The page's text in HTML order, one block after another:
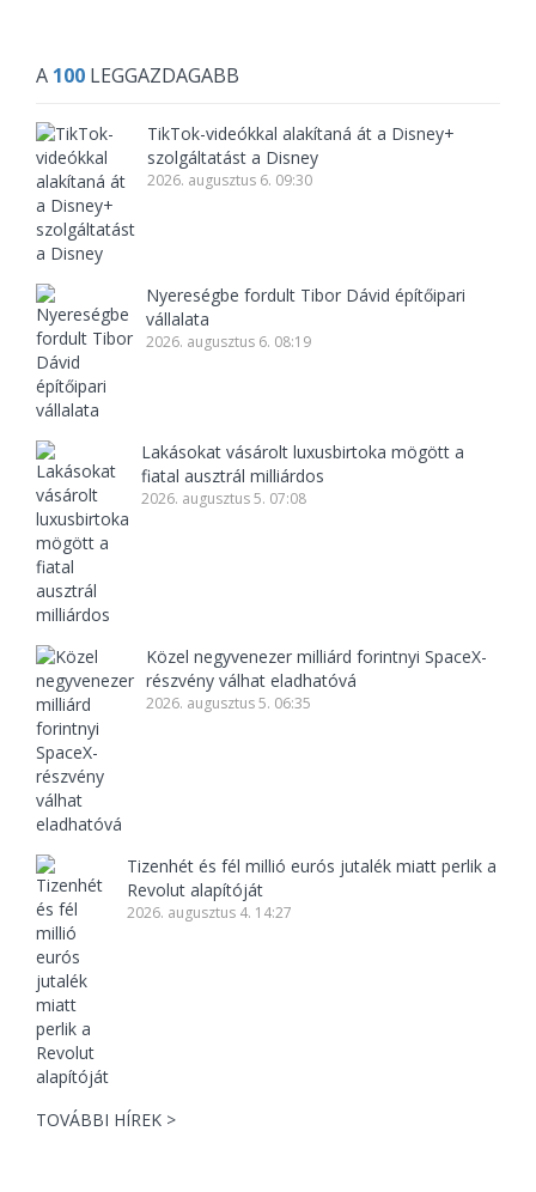
A 100 LEGGAZDAGABB
TikTok-videókkal alakítaná át a Disney+
szolgáltatást a Disney
2026. augusztus 6. 09:30
Nyereségbe fordult Tibor Dávid építőipari
vállalata
2026. augusztus 6. 08:19
Lakásokat vásárolt luxusbirtoka mögött a
fiatal ausztrál milliárdos
2026. augusztus 5. 07:08
Közel negyvenezer milliárd forintnyi SpaceX-
részvény válhat eladhatóvá
2026. augusztus 5. 06:35
Tizenhét és fél millió eurós jutalék miatt perlik a
Revolut alapítóját
2026. augusztus 4. 14:27
TOVÁBBI HÍREK >